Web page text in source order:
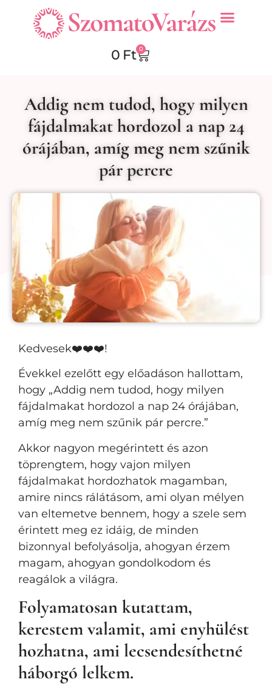
0 Ft 0
Addig nem tudod, hogy milyen
fájdalmakat hordozol a nap 24
órájában, amíg meg nem szűnik
pár percre
Kedvesek❤️❤️❤️!
Évekkel ezelőtt egy előadáson hallottam,
hogy „Addig nem tudod, hogy milyen
fájdalmakat hordozol a nap 24 órájában,
amíg meg nem szűnik pár percre.”
Akkor nagyon megérintett és azon
töprengtem, hogy vajon milyen
fájdalmakat hordozhatok magamban,
amire nincs rálátásom, ami olyan mélyen
van eltemetve bennem, hogy a szele sem
érintett meg ez idáig, de minden
bizonnyal befolyásolja, ahogyan érzem
magam, ahogyan gondolkodom és
reagálok a világra.
Folyamatosan kutattam,
kerestem valamit, ami enyhülést
hozhatna, ami lecsendesíthetné
háborgó lelkem.